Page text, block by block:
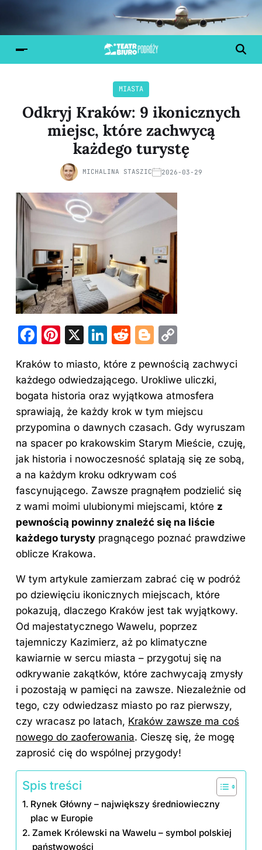
MIASTA
Odkryj Kraków: 9 ikonicznych
miejsc, które zachwycą
każdego turystę
MICHALINA STASZIC 2026-03-29
F
c
e
b
o
o
k
Pi
er
e
st
X
Li
k
e
dI
n
R
d
di
t
Bl
g
g
er
p
y
Li
n
k
Kraków to miasto, które z pewnością zachwyci
każdego odwiedzającego. Urokliwe uliczki,
bogata historia oraz wyjątkowa atmosfera
sprawiają, że każdy krok w tym miejscu
przypomina o dawnych czasach. Gdy wyruszam
na spacer po krakowskim Starym Mieście, czuję,
jak historia i nowoczesność splatają się ze sobą,
a na każdym kroku odkrywam coś
fascynującego. Zawsze pragnąłem podzielić się
z wami moimi ulubionymi miejscami, które z
pewnością powinny znaleźć się na liście
każdego turysty pragnącego poznać prawdziwe
oblicze Krakowa.
W tym artykule zamierzam zabrać cię w podróż
po dziewięciu ikonicznych miejscach, które
pokazują, dlaczego Kraków jest tak wyjątkowy.
Od majestatycznego Wawelu, poprzez
tajemniczy Kazimierz, aż po klimatyczne
kawiarnie w sercu miasta – przygotuj się na
odkrywanie zakątków, które zachwycają zmysły
i pozostają w pamięci na zawsze. Niezależnie od
tego, czy odwiedzasz miasto po raz pierwszy,
czy wracasz po latach, Kraków zawsze ma coś
nowego do zaoferowania. Cieszę się, że mogę
zaprosić cię do wspólnej przygody!
Spis treści
Rynek Główny – największy średniowieczny
plac w Europie
Zamek Królewski na Wawelu – symbol polskiej
państwowości